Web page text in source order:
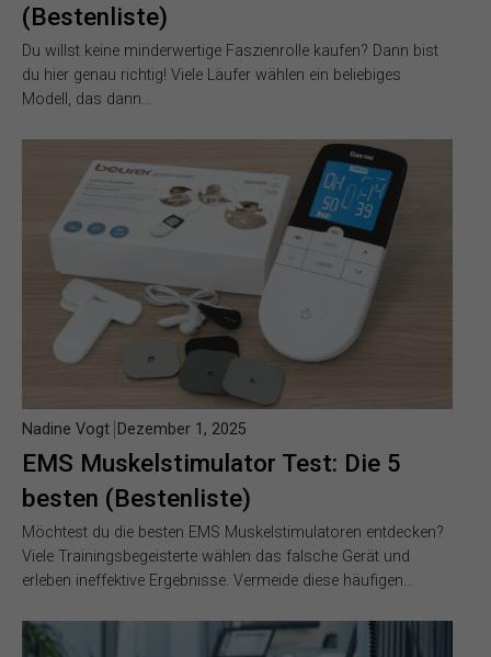
(Bestenliste)
Du willst keine minderwertige Faszienrolle kaufen? Dann bist
du hier genau richtig! Viele Läufer wählen ein beliebiges
Modell, das dann…
EMS Muskelstimulator Test: Die 5
besten (Bestenliste)
Nadine Vogt Dezember 1, 2025
Möchtest du die besten EMS Muskelstimulatoren entdecken?
Viele Trainingsbegeisterte wählen das falsche Gerät und
erleben ineffektive Ergebnisse. Vermeide diese häufigen…